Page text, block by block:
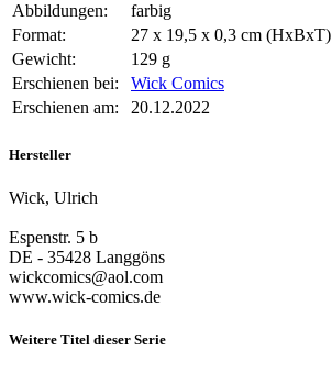
Abbildungen:
farbig
Format:
27 x 19,5 x 0,3 cm (HxBxT)
Gewicht:
129 g
Erschienen bei:
Wick Comics
Erschienen am:
20.12.2022
Hersteller
Wick, Ulrich
Espenstr. 5 b
DE - 35428 Langgöns
wickcomics@aol.com
www.wick-comics.de
Weitere Titel dieser Serie